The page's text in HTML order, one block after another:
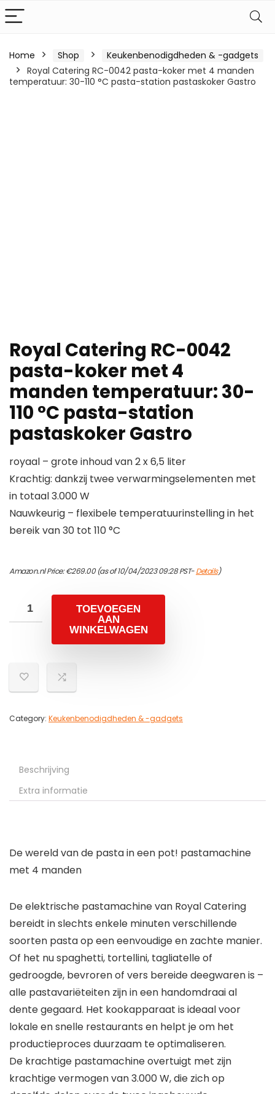
Home Shop
Keukenbenodigdheden & -gadgets
Royal Catering RC-0042 pasta-koker met 4 manden
temperatuur: 30-110 °C pasta-station pastaskoker Gastro
Royal Catering RC-0042
pasta-koker met 4
manden temperatuur: 30-
110 °C pasta-station
pastaskoker Gastro
royaal – grote inhoud van 2 x 6,5 liter
Krachtig: dankzij twee verwarmingselementen met
in totaal 3.000 W
Nauwkeurig – flexibele temperatuurinstelling in het
bereik van 30 tot 110 °C
Amazon.nl Price:€269.00(as of 10/04/2023 09:28 PST-Details)
TOEVOEGEN
AAN
WINKELWAGEN
Category: Keukenbenodigdheden & -gadgets
Beschrijving
Extra informatie
De wereld van de pasta in een pot! pastamachine
met 4 manden
De elektrische pastamachine van Royal Catering
bereidt in slechts enkele minuten verschillende
soorten pasta op een eenvoudige en zachte manier.
Of het nu spaghetti, tortellini, tagliatelle of
gedroogde, bevroren of vers bereide deegwaren is –
alle pastavariëteiten zijn in een handomdraai al
dente gegaard. Het kookapparaat is ideaal voor
lokale en snelle restaurants en helpt je om het
productieproces duurzaam te optimaliseren.
De krachtige pastamachine overtuigt met zijn
krachtige vermogen van 3.000 W, die zich op